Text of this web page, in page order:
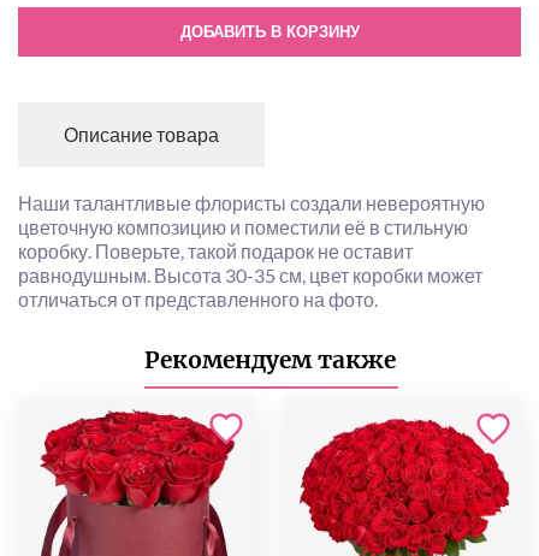
ДОБАВИТЬ В КОРЗИНУ
Описание товара
Наши талантливые флористы создали невероятную
цветочную композицию и поместили её в стильную
коробку. Поверьте, такой подарок не оставит
равнодушным. Высота 30-35 см, цвет коробки может
отличаться от представленного на фото.
Рекомендуем также